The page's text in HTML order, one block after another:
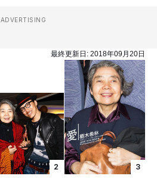
ADVERTISING
最終更新日: 2018年09月20日
2 3